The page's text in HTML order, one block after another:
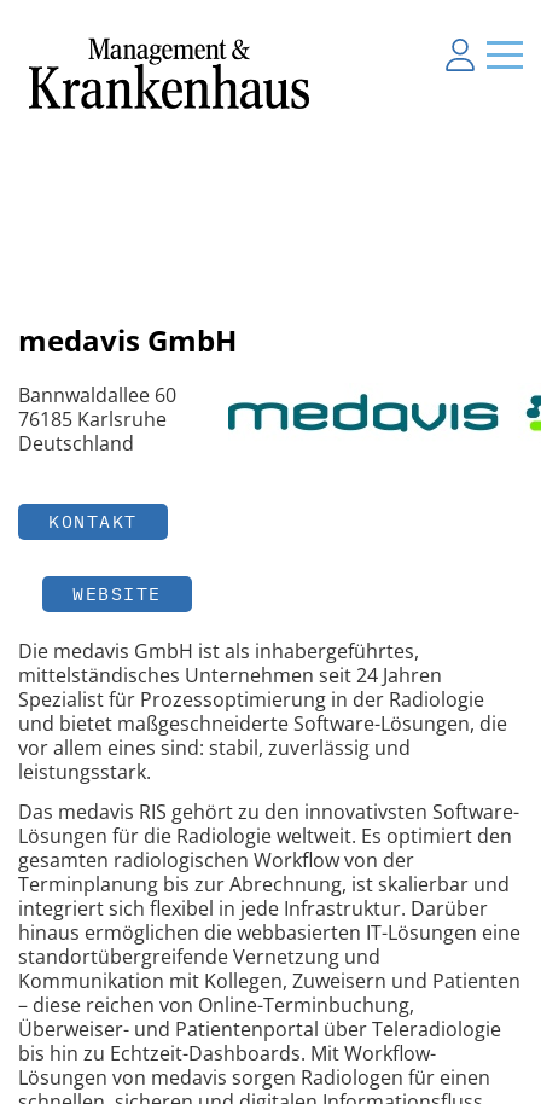
medavis GmbH
Bannwaldallee 60
76185 Karlsruhe
Deutschland
KONTAKT
WEBSITE
Die medavis GmbH ist als inhabergeführtes,
mittelständisches Unternehmen seit 24 Jahren
Spezialist für Prozessoptimierung in der Radiologie
und bietet maßgeschneiderte Software-Lösungen, die
vor allem eines sind: stabil, zuverlässig und
leistungsstark.
Das medavis RIS gehört zu den innovativsten Software-
Lösungen für die Radiologie weltweit. Es optimiert den
gesamten radiologischen Workflow von der
Terminplanung bis zur Abrechnung, ist skalierbar und
integriert sich flexibel in jede Infrastruktur. Darüber
hinaus ermöglichen die webbasierten IT-Lösungen eine
standortübergreifende Vernetzung und
Kommunikation mit Kollegen, Zuweisern und Patienten
– diese reichen von Online-Terminbuchung,
Überweiser- und Patientenportal über Teleradiologie
bis hin zu Echtzeit-Dashboards. Mit Workflow-
Lösungen von medavis sorgen Radiologen für einen